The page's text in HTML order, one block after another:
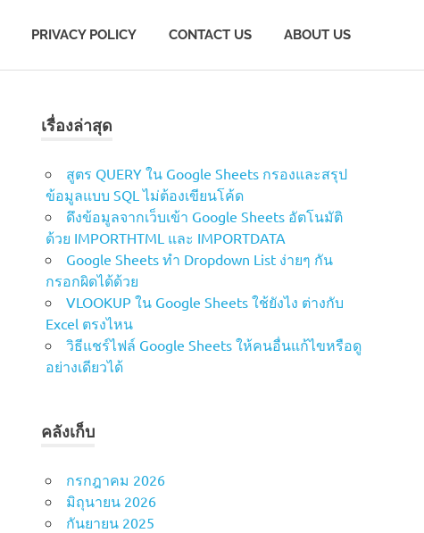
PRIVACY POLICY CONTACT US ABOUT US
เรื่องล่าสุด
สูตร QUERY ใน Google Sheets กรองและสรุป
ข้อมูลแบบ SQL ไม่ต้องเขียนโค้ด
ดึงข้อมูลจากเว็บเข้า Google Sheets อัตโนมัติ
ด้วย IMPORTHTML และ IMPORTDATA
Google Sheets ทำ Dropdown List ง่ายๆ กัน
กรอกผิดได้ด้วย
VLOOKUP ใน Google Sheets ใช้ยังไง ต่างกับ
Excel ตรงไหน
วิธีแชร์ไฟล์ Google Sheets ให้คนอื่นแก้ไขหรือดู
อย่างเดียวได้
คลังเก็บ
กรกฎาคม 2026
มิถุนายน 2026
กันยายน 2025